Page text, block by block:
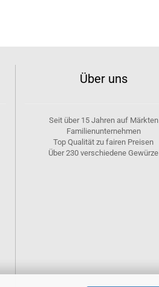
Über uns
Seit über 15 Jahren auf Märkten
Familienunternehmen
Top Qualität zu fairen Preisen
Über 230 verschiedene Gewürze